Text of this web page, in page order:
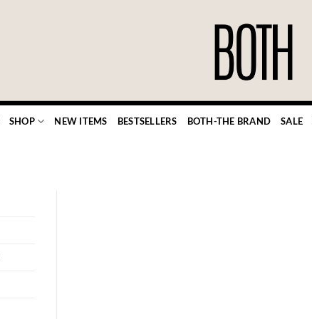
SHOP NEW ITEMS BESTSELLERS BOTH-THE BRAND SALE